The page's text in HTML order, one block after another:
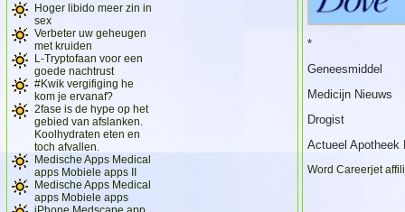
Hoger libido meer zin in
sex
Verbeter uw geheugen
met kruiden
L-Tryptofaan voor een
goede nachtrust
#Kwik vergifiging he
kom je ervanaf?
2fase is de hype op het
gebied van afslanken.
Koolhydraten eten en
toch afvallen.
Medische Apps Medical
apps Mobiele apps II
Medische Apps Medical
apps Mobiele apps
*
Geneesmiddel
Medicijn Nieuws
Drogist
Actueel Apotheek
Word Careerjet